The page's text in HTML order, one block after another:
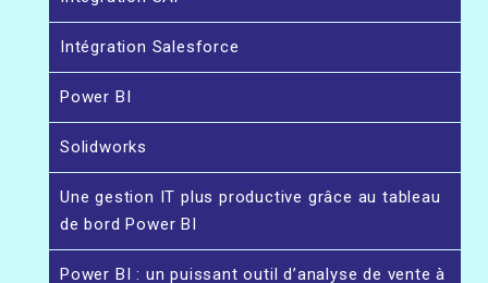
Intégration Salesforce
Power BI
Solidworks
Une gestion IT plus productive grâce au tableau
de bord Power BI
Power BI : un puissant outil d’analyse de vente à